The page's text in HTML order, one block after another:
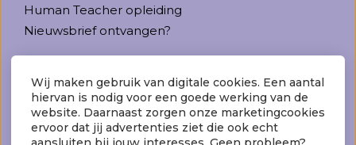
Human Teacher opleiding
Nieuwsbrief ontvangen?
The Life Foundation
Vrijheidslaan 81
3621 HL Breukelen
Wij maken gebruik van digitale cookies. Een aantal
hiervan is nodig voor een goede werking van de
website. Daarnaast zorgen onze marketingcookies
ervoor dat jij advertenties ziet die ook echt